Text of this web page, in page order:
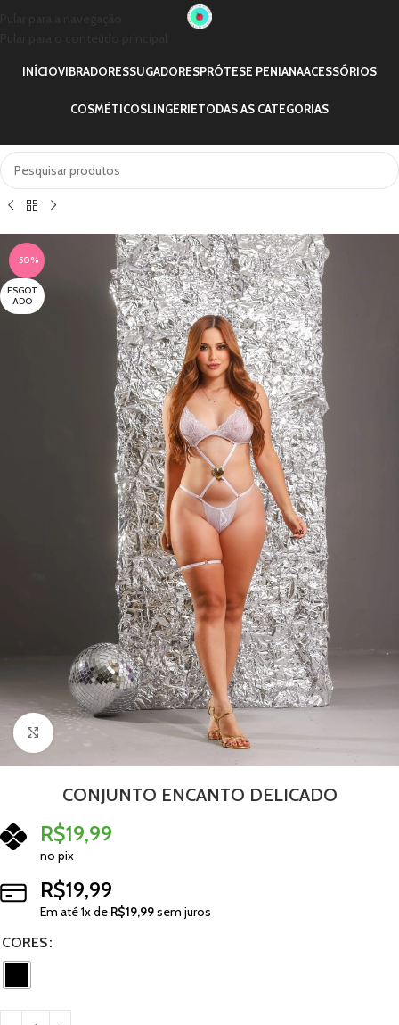
INÍCIOVIBRADORESSUGADORESPRÓTESE PENIANAACESSÓRIOS
COSMÉTICOSLINGERIETODAS AS CATEGORIAS
-50%
ESGOT
ADO
Clique para ampliar
CONJUNTO ENCANTO DELICADO
R$19,99
no pix
R$19,99
Em até1x de R$19,99sem juros
CORES